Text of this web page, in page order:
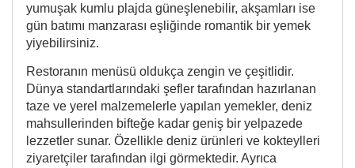
yumuşak kumlu plajda güneşlenebilir, akşamları ise
gün batımı manzarası eşliğinde romantik bir yemek
yiyebilirsiniz.
Restoranın menüsü oldukça zengin ve çeşitlidir.
Dünya standartlarındaki şefler tarafından hazırlanan
taze ve yerel malzemelerle yapılan yemekler, deniz
mahsullerinden bifteğe kadar geniş bir yelpazede
lezzetler sunar. Özellikle deniz ürünleri ve kokteylleri
ziyaretçiler tarafından ilgi görmektedir. Ayrıca